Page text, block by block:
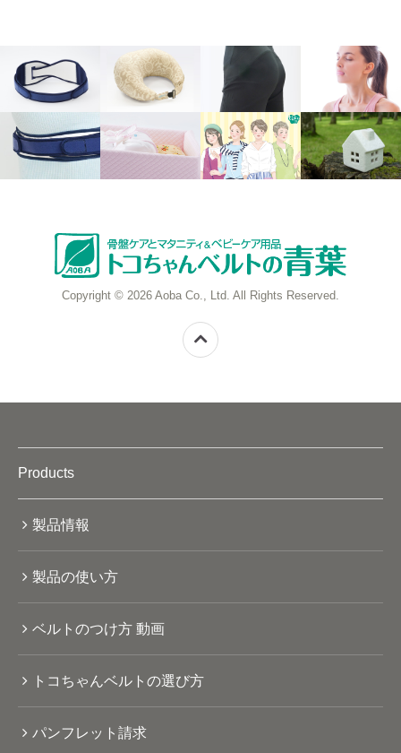
Copyright © 2026 Aoba Co., Ltd. All Rights Reserved.
Products
製品情報
製品の使い方
ベルトのつけ方 動画
トコちゃんベルトの選び方
パンフレット請求